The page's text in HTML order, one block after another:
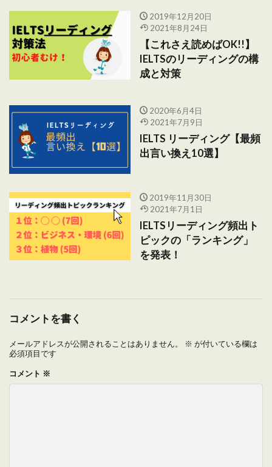
2019年12月20日
2021年8月24日
【これさえ読めばOK!!】
IELTSのリーディングの構
成と対策
2020年6月4日
2021年7月9日
IELTS リーディング【最頻
出言い換え10選】
2019年11月30日
2021年7月1日
IELTSリーディング頻出ト
ピックの「ランキング」
を発表！
コメントを書く
メールアドレスが公開されることはありません。 ※ が付いている欄は
必須項目です
コメント ※